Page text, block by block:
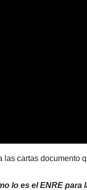
las cartas documento
lo es el ENRE para